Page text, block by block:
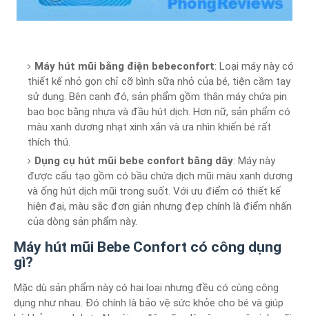
Máy hút mũi bằng điện bebeconfort: Loại máy này có
thiết kế nhỏ gọn chỉ cỡ bình sữa nhỏ của bé, tiện cầm tay
sử dụng. Bên cạnh đó, sản phẩm gồm thân máy chứa pin
bao bọc bằng nhựa và đầu hút dịch. Hơn nữ, sản phẩm có
màu xanh dương nhạt xinh xắn và ưa nhìn khiến bé rất
thích thú.
Dụng cụ hút mũi bebe confort bằng dây: Máy này
được cấu tạo gồm có bầu chứa dịch mũi màu xanh dương
và ống hút dịch mũi trong suốt. Với ưu điểm có thiết kế
hiện đại, màu sắc đơn giản nhưng đẹp chính là điểm nhấn
của dòng sản phẩm này.
Máy hút mũi Bebe Confort có công dụng
gì?
Mặc dù sản phẩm này có hai loại nhưng đều có cùng công
dụng như nhau. Đó chính là bảo vệ sức khỏe cho bé và giúp